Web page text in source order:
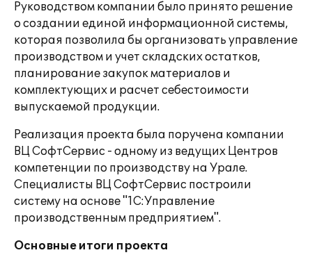
Руководством компании было принято решение
о создании единой информационной системы,
которая позволила бы организовать управление
производством и учет складских остатков,
планирование закупок материалов и
комплектующих и расчет себестоимости
выпускаемой продукции.
Реализация проекта была поручена компании
ВЦ СофтСервис - одному из ведущих Центров
компетенции по производству на Урале.
Специалисты ВЦ СофтСервис построили
систему на основе "1С:Управление
производственным предприятием".
Основные итоги проекта